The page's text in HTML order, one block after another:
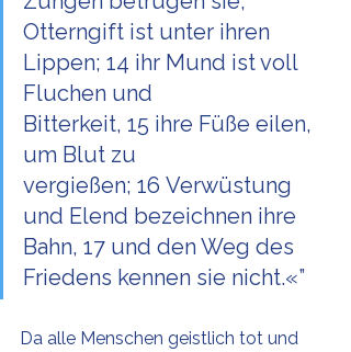
Otterngift ist unter ihren
Lippen; 14 ihr Mund ist voll
Fluchen und
Bitterkeit, 15 ihre Füße eilen,
um Blut zu
vergießen; 16 Verwüstung
und Elend bezeichnen ihre
Bahn, 17 und den Weg des
Friedens kennen sie nicht.«”
Da alle Menschen geistlich tot und